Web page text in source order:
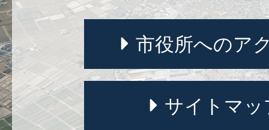
市役所へのア
サイトマッ